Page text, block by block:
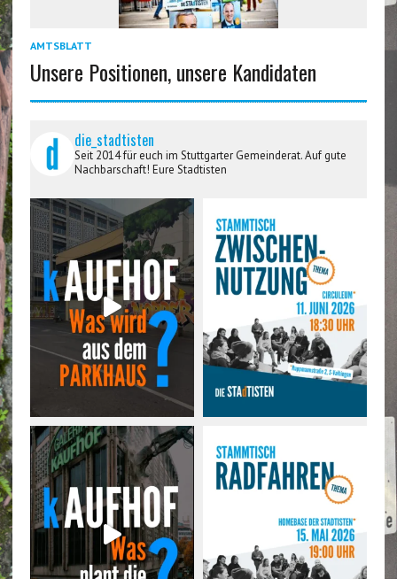
AMTSBLATT
Unsere Positionen, unsere Kandidaten
die_stadtisten
Seit 2014 für euch im Stuttgarter Gemeinderat. Auf gute
Nachbarschaft! Eure Stadtisten